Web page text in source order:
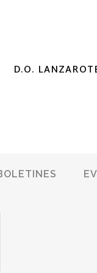
D.O.